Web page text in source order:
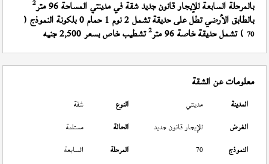
بالمرحلة السابعة للإيجار قانون جديد شقة في مدينتي المساحة 96 متر
بالطابق الأرضي تطل على حديقة تشمل 2 نوم 1 حمام 0 بلكونة النموذج (
70 ) تشمل حديقة خاصة 96 متر 2تشطيب خاص بسعر 2,500 جنيه
معلومات عن الشقة
المدينة مدينتي النوع
شقة
الغرض
للإيجار قانون جديد الحالة
مستلمة
النموذج
70 المرحلة
السابعة